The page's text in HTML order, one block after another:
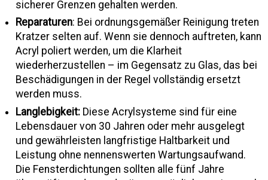
sicherer Grenzen gehalten werden.
Reparaturen: Bei ordnungsgemäßer Reinigung treten
Kratzer selten auf. Wenn sie dennoch auftreten, kann
Acryl poliert werden, um die Klarheit
wiederherzustellen – im Gegensatz zu Glas, das bei
Beschädigungen in der Regel vollständig ersetzt
werden muss.
Langlebigkeit: Diese Acrylsysteme sind für eine
Lebensdauer von 30 Jahren oder mehr ausgelegt
und gewährleisten langfristige Haltbarkeit und
Leistung ohne nennenswerten Wartungsaufwand.
Die Fensterdichtungen sollten alle fünf Jahre